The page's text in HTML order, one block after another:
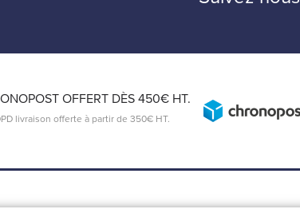
OFFERT DÈS 450€ HT.
livraison offerte à partir de 350€ HT.